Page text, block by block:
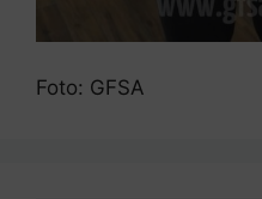
Foto: GFSA